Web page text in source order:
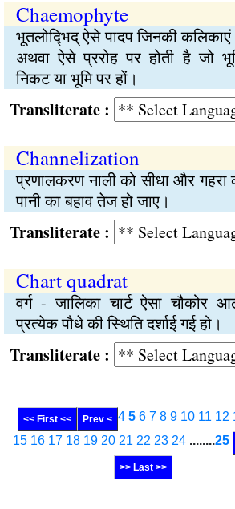
Chaemophyte
भूतलोद्‍भिद् ऐसे पादप जिनकी कलिकाएं
अथवा ऐसे प्ररोह पर होती है जो
निकट या भूमि पर हों।
:
Channelization
प्रणालकरण नाली को सीधा और गहरा
पानी का बहाव तेज हो जाए।
:
Chart quadrat
वर्ग - जालिका चार्ट ऐसा चौकोर
प्रत्येक पौधे की स्थिति दर्शाई गई हो।
:
<< First << Prev < 4 5 6 7 8 9 10 11 12
15 16 17 18 19 20 21 22 23 24 ........25
>> Last >>